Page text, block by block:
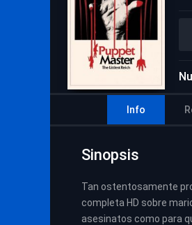
Info
Sinopsis
Tan ostentosamente
completa HD sobre
asesinatos como para